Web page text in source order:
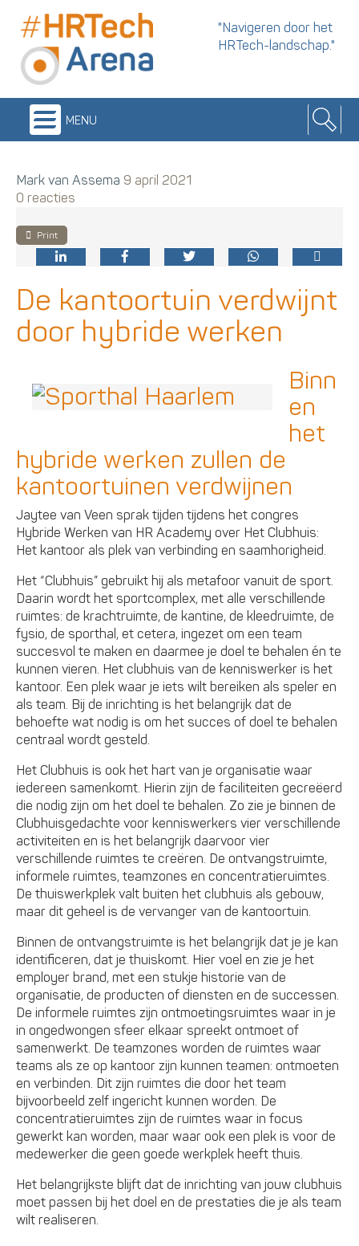
"Navigeren door het
HRTech-landschap."
menu
Mark van Assema 9 april 2021
0 reacties
Print
De kantoortuin verdwijnt
door hybride werken
Binn
en
het
hybride werken zullen de
kantoortuinen verdwijnen
Jaytee van Veen sprak tijden tijdens het congres
Hybride Werken van HR Academy over Het Clubhuis:
Het kantoor als plek van verbinding en saamhorigheid.
Het “Clubhuis” gebruikt hij als metafoor vanuit de sport.
Daarin wordt het sportcomplex, met alle verschillende
ruimtes: de krachtruimte, de kantine, de kleedruimte, de
fysio, de sporthal, et cetera, ingezet om een team
succesvol te maken en daarmee je doel te behalen én te
kunnen vieren. Het clubhuis van de kenniswerker is het
kantoor. Een plek waar je iets wilt bereiken als speler en
als team. Bij de inrichting is het belangrijk dat de
behoefte wat nodig is om het succes of doel te behalen
centraal wordt gesteld.
Het Clubhuis is ook het hart van je organisatie waar
iedereen samenkomt. Hierin zijn de faciliteiten gecreëerd
die nodig zijn om het doel te behalen. Zo zie je binnen de
Clubhuisgedachte voor kenniswerkers vier verschillende
activiteiten en is het belangrijk daarvoor vier
verschillende ruimtes te creëren. De ontvangstruimte,
informele ruimtes, teamzones en concentratieruimtes.
De thuiswerkplek valt buiten het clubhuis als gebouw,
maar dit geheel is de vervanger van de kantoortuin.
Binnen de ontvangstruimte is het belangrijk dat je je kan
identificeren, dat je thuiskomt. Hier voel en zie je het
employer brand, met een stukje historie van de
organisatie, de producten of diensten en de successen.
De informele ruimtes zijn ontmoetingsruimtes waar in je
in ongedwongen sfeer elkaar spreekt ontmoet of
samenwerkt. De teamzones worden de ruimtes waar
teams als ze op kantoor zijn kunnen teamen: ontmoeten
en verbinden. Dit zijn ruimtes die door het team
bijvoorbeeld zelf ingericht kunnen worden. De
concentratieruimtes zijn de ruimtes waar in focus
gewerkt kan worden, maar waar ook een plek is voor de
medewerker die geen goede werkplek heeft thuis.
Het belangrijkste blijft dat de inrichting van jouw clubhuis
moet passen bij het doel en de prestaties die je als team
wilt realiseren.